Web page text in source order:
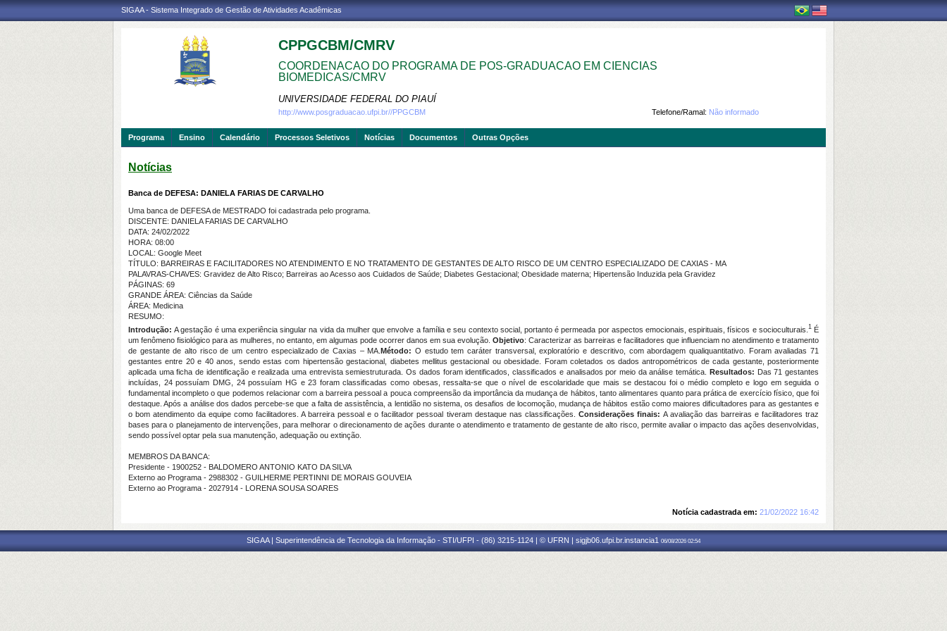
SIGAA - Sistema Integrado de Gestão de Atividades Acadêmicas
CPPGCBM/CMRV
COORDENACAO DO PROGRAMA DE POS-GRADUACAO EM CIENCIAS
BIOMEDICAS/CMRV
UNIVERSIDADE FEDERAL DO PIAUÍ
Telefone/Ramal: Não informado
http://www.posgraduacao.ufpi.br//PPGCBM
Programa Ensino Calendário Processos Seletivos Notícias Documentos Outras Opções
Notícias
Banca de DEFESA: DANIELA FARIAS DE CARVALHO
Uma banca de DEFESA de MESTRADO foi cadastrada pelo programa.
DISCENTE: DANIELA FARIAS DE CARVALHO
DATA: 24/02/2022
HORA: 08:00
LOCAL: Google Meet
TÍTULO: BARREIRAS E FACILITADORES NO ATENDIMENTO E NO TRATAMENTO DE GESTANTES DE ALTO RISCO DE UM CENTRO ESPECIALIZADO DE CAXIAS - MA
PALAVRAS-CHAVES: Gravidez de Alto Risco; Barreiras ao Acesso aos Cuidados de Saúde; Diabetes Gestacional; Obesidade materna; Hipertensão Induzida pela Gravidez
PÁGINAS: 69
GRANDE ÁREA: Ciências da Saúde
ÁREA: Medicina
RESUMO:
Introdução: A gestação é uma experiência singular na vida da mulher que envolve a família e seu contexto social, portanto é permeada por aspectos emocionais, espirituais, físicos e socioculturais. 1É
um fenômeno fisiológico para as mulheres, no entanto, em algumas pode ocorrer danos em sua evolução. Objetivo: Caracterizar as barreiras e facilitadores que influenciam no atendimento e tratamento
de gestante de alto risco de um centro especializado de Caxias – MA.Método: O estudo tem caráter transversal, exploratório e descritivo, com abordagem qualiquantitativo. Foram avaliadas 71
gestantes entre 20 e 40 anos, sendo estas com hipertensão gestacional, diabetes mellitus gestacional ou obesidade. Foram coletados os dados antropométricos de cada gestante, posteriormente
aplicada uma ficha de identificação e realizada uma entrevista semiestruturada. Os dados foram identificados, classificados e analisados por meio da análise temática. Resultados: Das 71 gestantes
incluídas, 24 possuíam DMG, 24 possuíam HG e 23 foram classificadas como obesas, ressalta-se que o nível de escolaridade que mais se destacou foi o médio completo e logo em seguida o
fundamental incompleto o que podemos relacionar com a barreira pessoal a pouca compreensão da importância da mudança de hábitos, tanto alimentares quanto para prática de exercício físico, que foi
destaque. Após a análise dos dados percebe-se que a falta de assistência, a lentidão no sistema, os desafios de locomoção, mudança de hábitos estão como maiores dificultadores para as gestantes e
o bom atendimento da equipe como facilitadores. A barreira pessoal e o facilitador pessoal tiveram destaque nas classificações. Considerações finais: A avaliação das barreiras e facilitadores traz
bases para o planejamento de intervenções, para melhorar o direcionamento de ações durante o atendimento e tratamento de gestante de alto risco, permite avaliar o impacto das ações desenvolvidas,
sendo possível optar pela sua manutenção, adequação ou extinção.
MEMBROS DA BANCA:
Presidente - 1900252 - BALDOMERO ANTONIO KATO DA SILVA
Externo ao Programa - 2988302 - GUILHERME PERTINNI DE MORAIS GOUVEIA
Externo ao Programa - 2027914 - LORENA SOUSA SOARES
Notícia cadastrada em: 21/02/2022 16:42
SIGAA | Superintendência de Tecnologia da Informação - STI/UFPI - (86) 3215-1124 | © UFRN | sigjb06.ufpi.br.instancia1 06/08/2026 02:54